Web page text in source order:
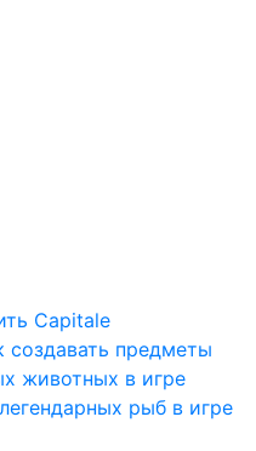
Capitale
создавать предметы
животных в игре
рыб в игре